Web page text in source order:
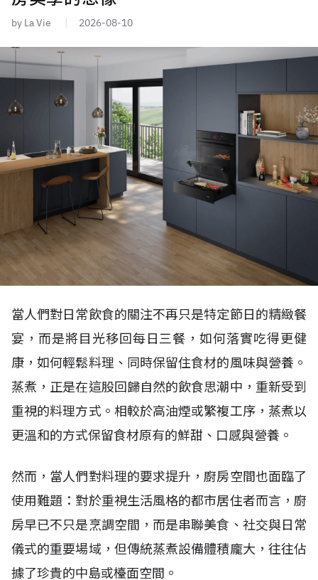
by La Vie 2026-08-10
當人們對日常飲食的關注不再只是特定節日的精緻餐
宴，而是將目光移回每日三餐，如何落實吃得更健
康，如何輕鬆料理、同時保留住食材的風味與營養。
蒸煮，正是在這股回歸自然的飲食思潮中，重新受到
重視的料理方式。相較於高油煙或繁複工序，蒸煮以
更溫和的方式保留食材原有的鮮甜、口感與營養。
然而，當人們對料理的要求提升，廚房空間也面臨了
使用難題：對於重視生活風格的都市居住者而言，廚
房早已不只是烹調空間，而是串聯美食、社交與日常
儀式的重要場域，但傳統蒸煮設備體積龐大，往往佔
據了珍貴的中島或檯面空間。